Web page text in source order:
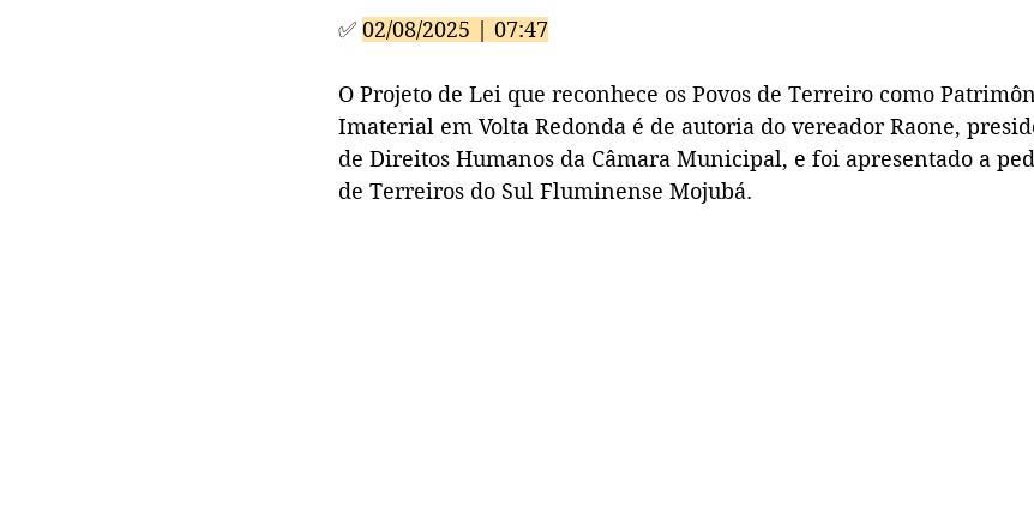
✅ 02/08/2025 | 07:47
O Projeto de Lei que reconhece os Povos de Terreiro como
Imaterial em Volta Redonda é de autoria do vereador Raone,
de Direitos Humanos da Câmara Municipal, e foi apresentado a
de Terreiros do Sul Fluminense Mojubá.